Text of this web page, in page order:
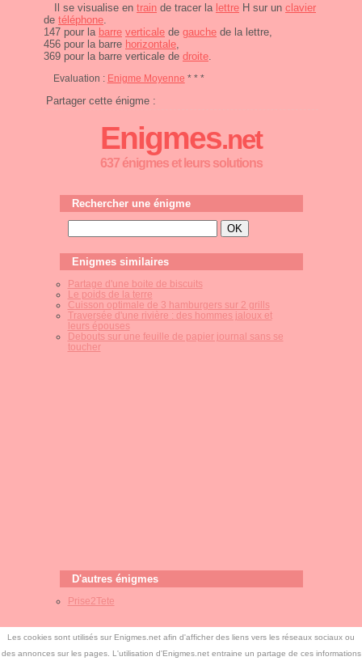
Il se visualise en train de tracer la lettre H sur un clavier
de téléphone
147 pour la barre verticale de gauche de la lettre,
456 pour la barre horizontale
369 pour la barre verticale de droite
Evaluation : Enigme Moyenne * * *
Partager cette énigme :
Enigmes.net
637 énigmes et leurs solutions
Rechercher une énigme
Enigmes similaires
Partage d'une boite de biscuits
Le poids de la terre
Cuisson optimale de 3 hamburgers sur 2 grills
Traversée d'une rivière : des hommes jaloux et
leurs épouses
Debouts sur une feuille de papier journal sans se
toucher
D'autres énigmes
Prise2Tete
Les cookies sont utilisés sur Enigmes.net afin d'afficher des liens vers les réseaux sociaux ou
des annonces sur les pages. L'utilisation d'Enigmes.net entraine un partage de ces informations